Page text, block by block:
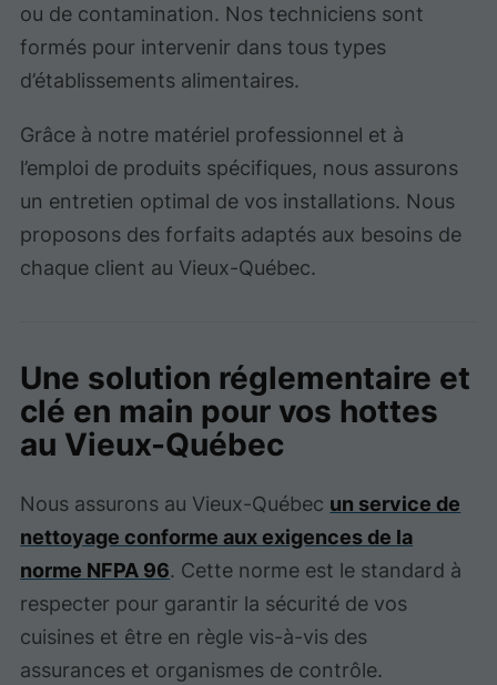
ou de contamination. Nos techniciens sont
formés pour intervenir dans tous types
d’établissements alimentaires.
Grâce à notre matériel professionnel et à
l’emploi de produits spécifiques, nous assurons
un entretien optimal de vos installations. Nous
proposons des forfaits adaptés aux besoins de
chaque client au Vieux-Québec.
Une solution réglementaire et
clé en main pour vos hottes
au Vieux-Québec
Nous assurons au Vieux-Québec un service de
nettoyage conforme aux exigences de la
norme NFPA 96. Cette norme est le standard à
respecter pour garantir la sécurité de vos
cuisines et être en règle vis-à-vis des
assurances et organismes de contrôle.